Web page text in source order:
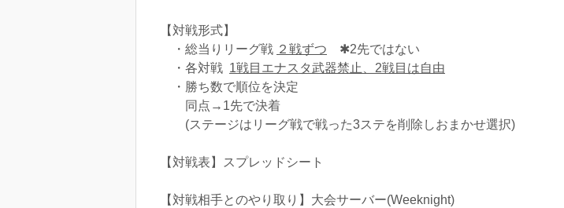
【対戦形式】
・総当りリーグ戦 ２戦ずつ ✱2先ではない
・各対戦 1戦目エナスタ武器禁止、2戦目は自由
・勝ち数で順位を決定
同点→1先で決着
(ステージはリーグ戦で戦った3ステを削除しおまかせ選択)
【対戦表】スプレッドシート
【対戦相手とのやり取り】大会サーバー(Weeknight)